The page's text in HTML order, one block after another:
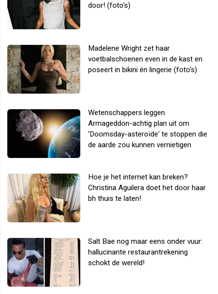
door! (foto's)
Madelene Wright zet haar
voetbalschoenen even in de kast en
poseert in bikini én lingerie (foto's)
Wetenschappers leggen
Armageddon-achtig plan uit om
'Doomsday-asteroïde' te stoppen die
de aarde zou kunnen vernietigen
Hoe je het internet kan breken?
Christina Aguilera doet het door haar
bh thuis te laten!
Salt Bae nog maar eens onder vuur:
hallucinante restaurantrekening
schokt de wereld!